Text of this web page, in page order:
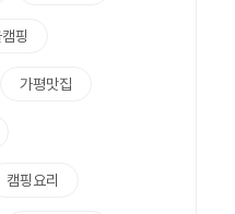
핑
가평맛집
캠핑요리